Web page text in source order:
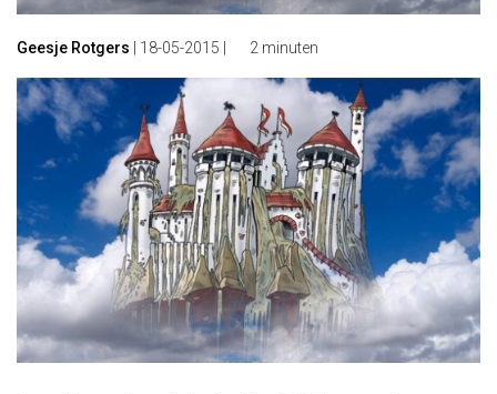
Geesje Rotgers 18-05-2015 2 minuten